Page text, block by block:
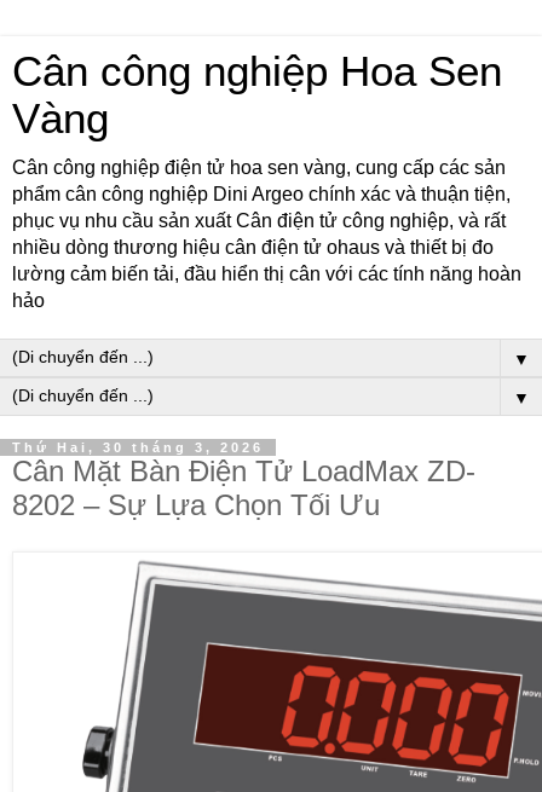
Cân công nghiệp Hoa Sen
Vàng
Cân công nghiệp điện tử hoa sen vàng, cung cấp các sản
phẩm cân công nghiệp Dini Argeo chính xác và thuận tiện,
phục vụ nhu cầu sản xuất Cân điện tử công nghiệp, và rất
nhiều dòng thương hiệu cân điện tử ohaus và thiết bị đo
lường cảm biến tải, đầu hiển thị cân với các tính năng hoàn
hảo
▼
▼
Thứ Hai, 30 tháng 3, 2026
Cân Mặt Bàn Điện Tử LoadMax ZD-
8202 – Sự Lựa Chọn Tối Ưu